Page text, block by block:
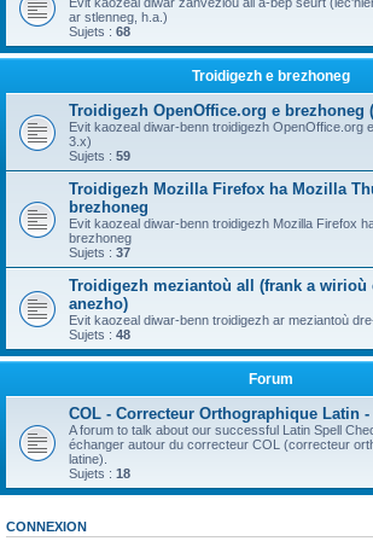
ar stlenneg, h.a.)
Sujets : 68
Troidigezh e brezhoneg
Troidigezh OpenOffice.org e brezhoneg
Evit kaozeal diwar-benn troidigezh OpenOffice.org
3.x)
Sujets : 59
Troidigezh Mozilla Firefox ha Mozilla
brezhoneg
Evit kaozeal diwar-benn troidigezh Mozilla Firefox
brezhoneg
Sujets : 37
Troidigezh meziantoù all (frank a wirioù
anezho)
Evit kaozeal diwar-benn troidigezh ar meziantoù
Sujets : 48
Forum
COL - Correcteur Orthographique Latin
A forum to talk about our successful Latin Spell
échanger autour du correcteur COL (correcteur
latine).
Sujets : 18
CONNEXION